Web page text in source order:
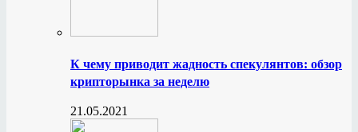
К чему приводит жадность спекулянтов: обзор
крипторынка за неделю
21.05.2021